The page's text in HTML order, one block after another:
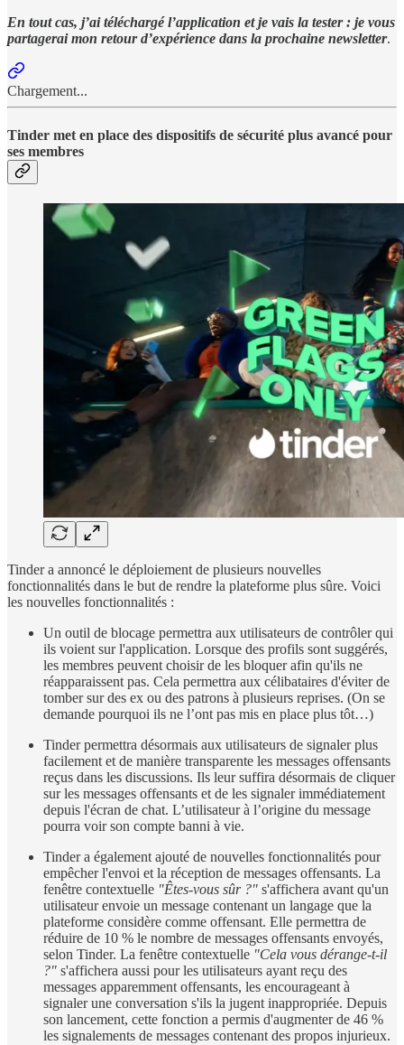
En tout cas, j’ai téléchargé l’application et je vais la tester : je vous
partagerai mon retour d’expérience dans la prochaine newsletter.
Chargement...
Tinder met en place des dispositifs de sécurité plus avancé pour
ses membres
Tinder a annoncé le déploiement de plusieurs nouvelles
fonctionnalités dans le but de rendre la plateforme plus sûre. Voici
les nouvelles fonctionnalités :
Un outil de blocage permettra aux utilisateurs de contrôler qui
ils voient sur l'application. Lorsque des profils sont suggérés,
les membres peuvent choisir de les bloquer afin qu'ils ne
réapparaissent pas. Cela permettra aux célibataires d'éviter de
tomber sur des ex ou des patrons à plusieurs reprises. (On se
demande pourquoi ils ne l’ont pas mis en place plus tôt…)
Tinder permettra désormais aux utilisateurs de signaler plus
facilement et de manière transparente les messages offensants
reçus dans les discussions. Ils leur suffira désormais de cliquer
sur les messages offensants et de les signaler immédiatement
depuis l'écran de chat. L’utilisateur à l’origine du message
pourra voir son compte banni à vie.
Tinder a également ajouté de nouvelles fonctionnalités pour
empêcher l'envoi et la réception de messages offensants. La
fenêtre contextuelle "Êtes-vous sûr ?" s'affichera avant qu'un
utilisateur envoie un message contenant un langage que la
plateforme considère comme offensant. Elle permettra de
réduire de 10 % le nombre de messages offensants envoyés,
selon Tinder. La fenêtre contextuelle "Cela vous dérange-t-il
?" s'affichera aussi pour les utilisateurs ayant reçu des
messages apparemment offensants, les encourageant à
signaler une conversation s'ils la jugent inappropriée. Depuis
son lancement, cette fonction a permis d'augmenter de 46 %
les signalements de messages contenant des propos injurieux.